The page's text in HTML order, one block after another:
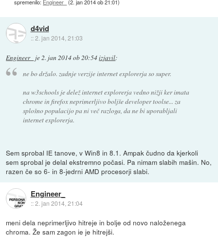
spremenilo: Engineer_ (2. jan 2014 ob 21:01)
d4vid
::2. jan 2014, 21:03
Engineer_ je2. jan 2014 ob 20:54izjavil:
ne bo držalo. zadnje verzije internet explorerja so super.
na w3schools je delež internet explorerja vedno nižji ker imata
chrome in firefox neprimerljivo boljše developer toolse... za
splošno populacijo pa ni več razloga, da ne bi uporabljali
internet explorerja.
Sem sprobal IE tanove, v Win8 in 8.1. Ampak čudno da kjerkoli
sem sprobal je delal ekstremno počasi. Pa nimam slabih mašin. No,
razen če so 6- in 8-jedrni AMD procesorji slabi.
Engineer_
::2. jan 2014, 21:04
meni dela neprimerljivo hitreje in bolje od novo naloženega
chroma. Že sam zagon ie je hitrejši.